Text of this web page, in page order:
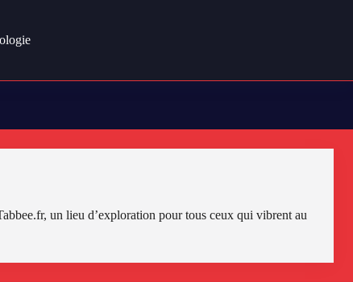
un lieu d’exploration pour tous ceux qui vibrent au